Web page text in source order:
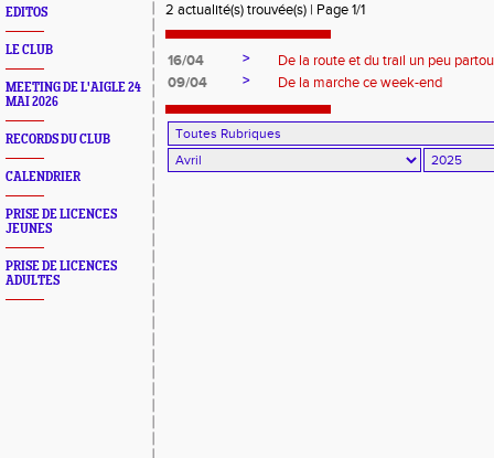
EDITOS
LE CLUB
MEETING DE L'AIGLE 24
MAI 2026
RECORDS DU CLUB
CALENDRIER
PRISE DE LICENCES
JEUNES
PRISE DE LICENCES
ADULTES
2 actualité(s) trouvée(s) | Page 1/1
16/04 >
De la route et du trail un peu
09/04
> De la marche ce week-end